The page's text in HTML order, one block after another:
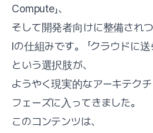
Compute」、
そして開発者向けに整備され
Iの仕組みです。 「クラウドに送
という選択肢が、
ようやく現実的なアーキテク
フェーズに入ってきました。
このコンテンツは、